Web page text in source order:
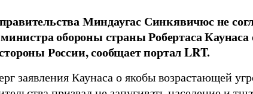
Миндаугас Синкявичюс не
обороны страны Робертаса
России, сообщает портал LRT.
заявления Каунаса о якобы возрастающей